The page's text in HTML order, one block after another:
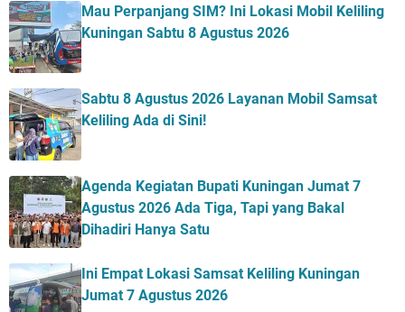
Mau Perpanjang SIM? Ini Lokasi Mobil Keliling
Kuningan Sabtu 8 Agustus 2026
Sabtu 8 Agustus 2026 Layanan Mobil Samsat
Keliling Ada di Sini!
Agenda Kegiatan Bupati Kuningan Jumat 7
Agustus 2026 Ada Tiga, Tapi yang Bakal
Dihadiri Hanya Satu
Ini Empat Lokasi Samsat Keliling Kuningan
Jumat 7 Agustus 2026